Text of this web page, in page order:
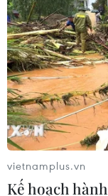
Phòng vệ
"chuẩn bị kỹ-
nghiệp Việt
07/08/2026 01:14
Giá dầu tăng
tàu Mỹ và Israel
07/08/2026 00:45
vietnamplus.vn
Kế hoạch